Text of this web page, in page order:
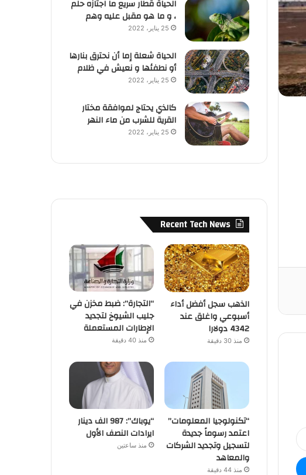
الحياة قطار سريع ما اجتازه حلم
، و ما هو مقبل عليه وهم
25 يناير، 2022
الحياة شعلة إما أن نحترق بنارها
أو نطفئها و نعيش في ظلام
25 يناير، 2022
كالذي يحتاج لموافقة مختار
القرية للشرب من ماء النهر
25 يناير، 2022
Recent Tech News
الذهب سجل أفضل أداء
أسبوعي واغلق عند
4342 دولارا
منذ 30 دقيقة
“التجارة”: ضبط مخزن في
جليب الشيوخ لتجديد
الإطارات المستعملة
منذ 40 دقيقة
“تكنولوجيا المعلومات”
اعتمد رسوماً جديدة
لتسجيل وتجديد الشركات
والمعاهد
منذ 44 دقيقة
“يوباك”: 987 الف دينار
ايرادات النصف الأول
منذ ساعتين